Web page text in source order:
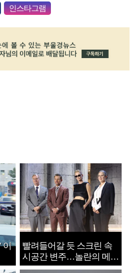
인스타그램
이
빨려들어갈 듯 스크린 속
시공간 변주…놀란의 메시
지는 ‘전쟁 속죄’